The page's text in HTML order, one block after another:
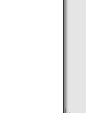
で、約5営業日を要し